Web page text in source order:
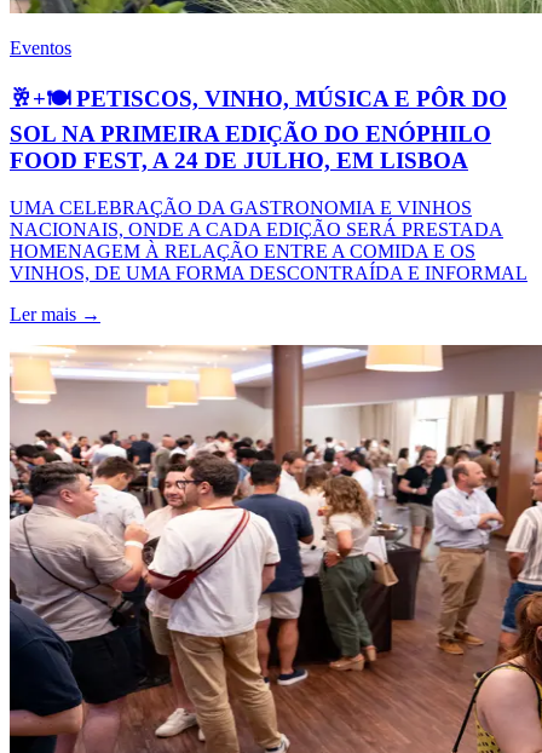
Eventos
🥂+🍽️ PETISCOS, VINHO, MÚSICA E PÔR DO
SOL NA PRIMEIRA EDIÇÃO DO ENÓPHILO
FOOD FEST, A 24 DE JULHO, EM LISBOA
UMA CELEBRAÇÃO DA GASTRONOMIA E VINHOS
NACIONAIS, ONDE A CADA EDIÇÃO SERÁ PRESTADA
HOMENAGEM À RELAÇÃO ENTRE A COMIDA E OS
VINHOS, DE UMA FORMA DESCONTRAÍDA E INFORMAL
Ler mais →